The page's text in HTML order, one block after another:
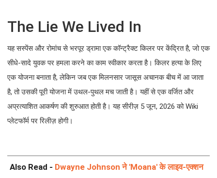
The Lie We Lived In
यह सस्पेंस और रोमांच से भरपूर ड्रामा एक कॉन्ट्रैक्ट किलर पर केंद्रित है, जो एक
सीधे-सादे युवक पर हमला करने का काम स्वीकार करता है। किलर हत्या के लिए
एक योजना बनाता है, लेकिन जब एक मिलनसार जासूस अचानक बीच में आ जाता
है, तो उसकी पूरी योजना में उथल-पुथल मच जाती है। यहीं से एक वर्जित और
अप्रत्याशित आकर्षण की शुरुआत होती है। यह सीरीज़ 5 जून, 2026 को Wiki
प्लेटफॉर्म पर रिलीज़ होगी।
Also Read - Dwayne Johnson ने 'Moana' के लाइव-एक्शन